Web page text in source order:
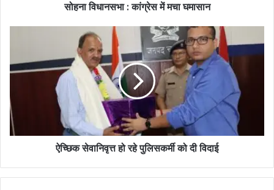
सोहना विधानसभा : कांग्रेस में मचा घमासान
ऐच्छिक सेवानिवृत्त हो रहे पुलिसकर्मी को दी विदाई